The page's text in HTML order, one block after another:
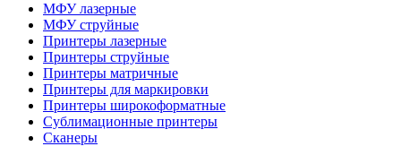
МФУ лазерные
МФУ струйные
Принтеры лазерные
Принтеры струйные
Принтеры матричные
Принтеры для маркировки
Принтеры широкоформатные
Сублимационные принтеры
Сканеры